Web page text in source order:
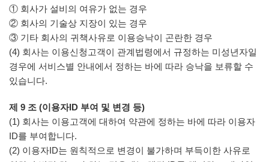
① 회사가 설비의 여유가 없는 경우
② 회사의 기술상 지장이 있는 경우
③ 기타 회사의 귀책사유로 이용승낙이 곤란한 경우
(4) 회사는 이용신청고객이 관계법령에서 규정하는 미성년자일
경우에 서비스별 안내에서 정하는 바에 따라 승낙을 보류할 수
있습니다.
제 9 조 (이용자ID 부여 및 변경 등)
(1) 회사는 이용고객에 대하여 약관에 정하는 바에 따라 이용자
ID를 부여합니다.
(2) 이용자ID는 원칙적으로 변경이 불가하며 부득이한 사유로